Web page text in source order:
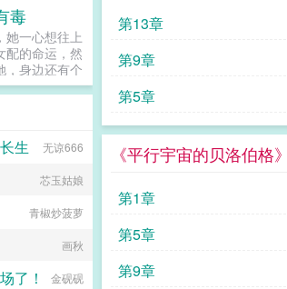
第13章
第9章
第5章
《平行宇宙的贝洛伯格
第1章
第5章
第9章
？系统你知
气大爆角色
！TIPS12100
空改错字2警
狠人3wb短不
论坛都会标
有用5是想
，专栏预收
w...
钱进了她账
转！不！
陆洺执，陆氏
轻，人还帅。
制欲强，还打
爱。...
毒
她一心想往上
配的命运，然
，身边还有个
！！！...
生
无谅666
芯玉姑娘
青椒炒菠萝
画秋
了！ 金砚砚